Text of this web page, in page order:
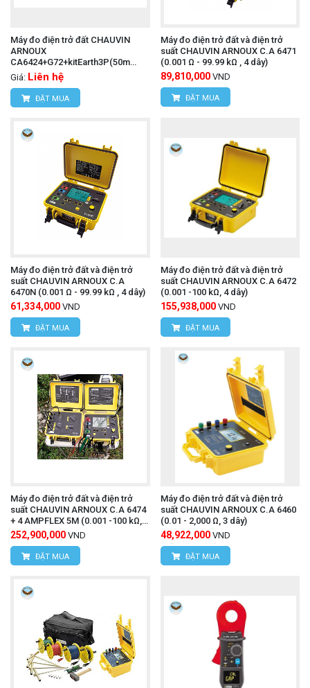
Máy đo điện trở đất CHAUVIN
ARNOUX
CA6424+G72+kitEarth3P(50m
(0.05-50.00 kΩ)
Giá: Liên hệ
ĐẶT MUA
Máy đo điện trở đất và điện trở
suất CHAUVIN ARNOUX C.A 6471
(0.001 Ω - 99.99 kΩ , 4 dây)
89,810,000 VND
ĐẶT MUA
Máy đo điện trở đất và điện trở
suất CHAUVIN ARNOUX C.A
6470N (0.001 Ω - 99.99 kΩ , 4 dây)
61,334,000 VND
ĐẶT MUA
Máy đo điện trở đất và điện trở
suất CHAUVIN ARNOUX C.A 6472
(0.001 -100 kΩ, 4 dây)
155,938,000 VND
ĐẶT MUA
Máy đo điện trở đất và điện trở
suất CHAUVIN ARNOUX C.A 6474
+ 4 AMPFLEX 5M (0.001 -100 kΩ, 4
dây)
252,900,000 VND
ĐẶT MUA
Máy đo điện trở đất và điện trở
suất CHAUVIN ARNOUX C.A 6460
(0.01 - 2,000 Ω, 3 dây)
48,922,000 VND
ĐẶT MUA